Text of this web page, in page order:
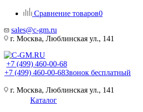
Сравнение товаров0
sales@c-gm.ru
г. Москва, Люблинская ул., 141
+7 (499) 460-00-68
+7 (499) 460-00-68Звонок бесплатный
г. Москва, Люблинская ул., 141
Каталог